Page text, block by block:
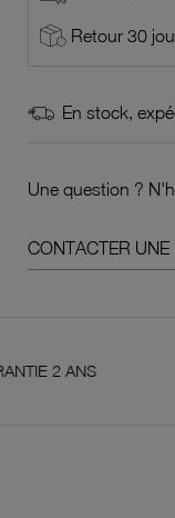
Retour 30
En stock,
Une question ?
CONTACTER
ANS